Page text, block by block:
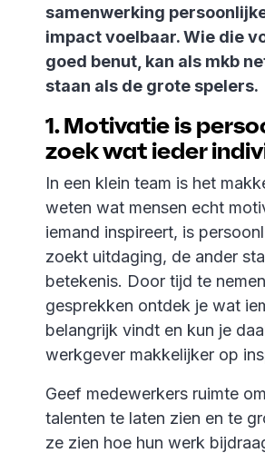
samenwerking
impact voelbaar. Wie die
goed benut, kan als mkb
staan als de grote spelers.
1. Motivatie is
zoek wat ieder
In een klein team is het
weten wat mensen echt
iemand inspireert, is
zoekt uitdaging, de ander
betekenis. Door tijd te
gesprekken ontdek je wat
belangrijk vindt en kun je
werkgever makkelijker op
Geef medewerkers ruimte
talenten te laten zien en te
ze zien hoe hun werk